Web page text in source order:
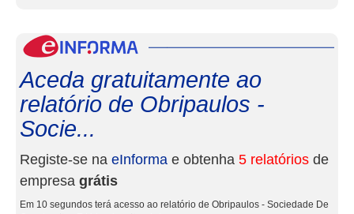
Aceda gratuitamente ao
relatório de Obripaulos -
Socie...
Registe-se na eInforma e obtenha 5 relatórios de
empresa grátis
Em 10 segundos terá acesso ao relatório de Obripaulos - Sociedade De